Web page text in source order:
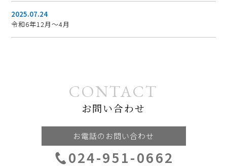
2025.07.24
令和6年12月～4月
CONTACT
お問い合わせ
お電話のお問い合わせ
024-951-0662